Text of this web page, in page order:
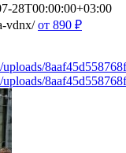
28T00:00:00+03:00
vdnx/ от 890 ₽